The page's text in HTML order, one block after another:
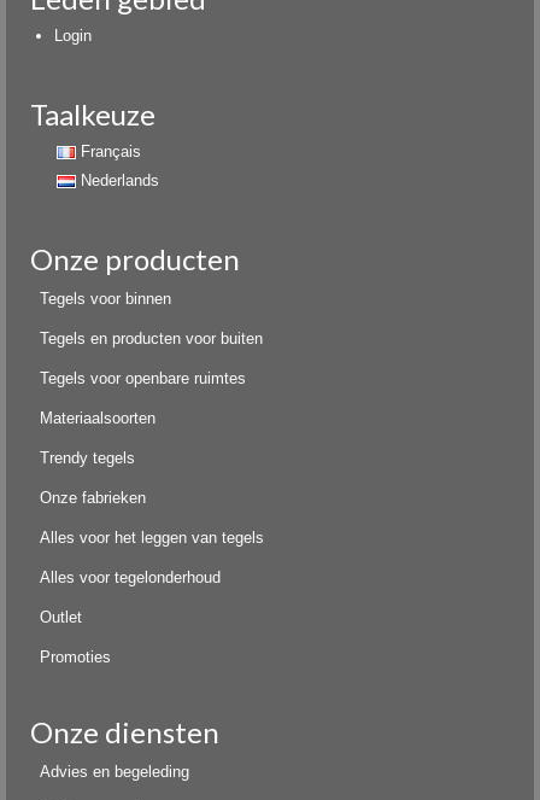
Login
Taalkeuze
Français
Nederlands
Onze producten
Tegels voor binnen
Tegels en producten voor buiten
Tegels voor openbare ruimtes
Materiaalsoorten
Trendy tegels
Onze fabrieken
Alles voor het leggen van tegels
Alles voor tegelonderhoud
Outlet
Promoties
Onze diensten
Advies en begeleding